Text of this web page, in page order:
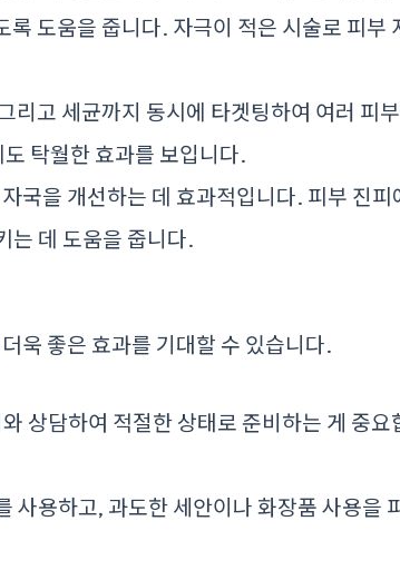
도움을 줍니다. 자극이 적은 시술로 피부
리고 세균까지 동시에 타겟팅하여 여러 피
탁월한 효과를 보입니다.
국을 개선하는 데 효과적입니다. 피부 진피
는 데 도움을 줍니다.
욱 좋은 효과를 기대할 수 있습니다.
상담하여 적절한 상태로 준비하는 게 중요
사용하고, 과도한 세안이나 화장품 사용을